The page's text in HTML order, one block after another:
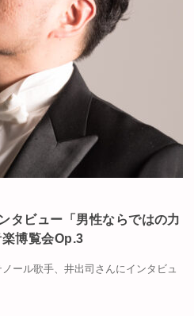
タビュー「男性ならではの力
博覧会Op.3
ール歌手、井出司さんにインタビュ